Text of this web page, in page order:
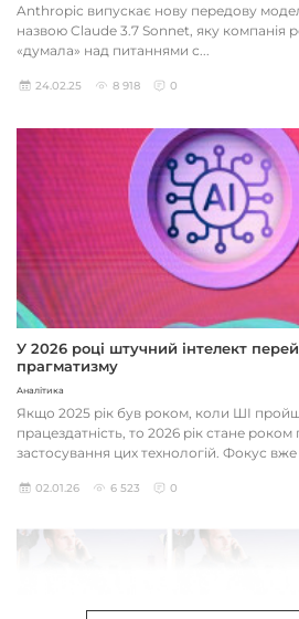
Anthropic випускає нову передову
назвою Claude 3.7 Sonnet, яку компанія
«думала» над питаннями с...
24.02.25 8 918 0
У 2026 році штучний інтелект
прагматизму
Аналітика
Якщо 2025 рік був роком, коли ШІ
працездатність, то 2026 рік стане
застосування цих технологій. Фокус вже
02.01.26 6 523 0